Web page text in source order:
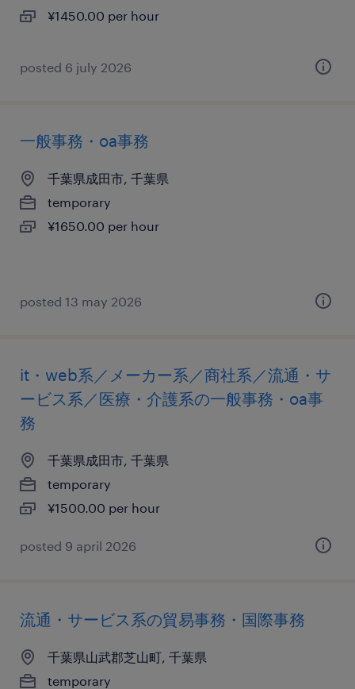
¥1450.00 per hour
posted 6 july 2026
一般事務・oa事務
千葉県成田市, 千葉県
temporary
¥1650.00 per hour
posted 13 may 2026
it・web系／メーカー系／商社系／流通・サ
ービス系／医療・介護系の一般事務・oa事
務
千葉県成田市, 千葉県
temporary
¥1500.00 per hour
posted 9 april 2026
流通・サービス系の貿易事務・国際事務
千葉県山武郡芝山町, 千葉県
temporary